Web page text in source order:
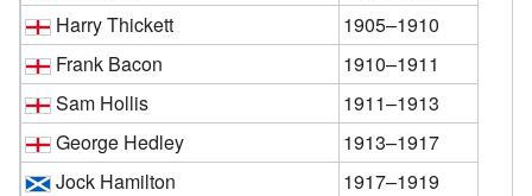
Harry Thickett
1905–1910
Frank Bacon
1910–1911
Sam Hollis
1911–1913
George Hedley
1913–1917
Jock Hamilton
1917–1919